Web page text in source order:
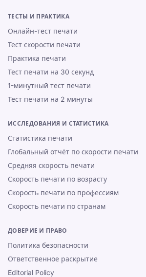
ТЕСТЫ И ПРАКТИКА
Онлайн-тест печати
Тест скорости печати
Практика печати
Тест печати на 30 секунд
1-минутный тест печати
Тест печати на 2 минуты
ИССЛЕДОВАНИЯ И СТАТИСТИКА
Статистика печати
Глобальный отчёт по скорости печати
Средняя скорость печати
Скорость печати по возрасту
Скорость печати по профессиям
Скорость печати по странам
ДОВЕРИЕ И ПРАВО
Политика безопасности
Ответственное раскрытие
Editorial Policy